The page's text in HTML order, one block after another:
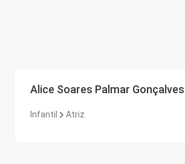
Alice Soares Palmar Gonçalves
Infantil Atriz